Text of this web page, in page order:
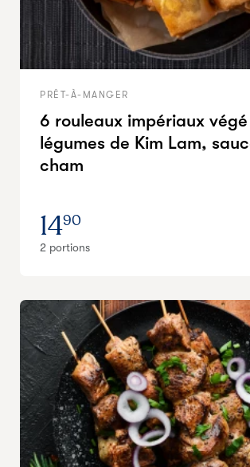
PRÊT-À-MANGER
6 rouleaux impériaux
légumes de Kim Lam,
cham
1490
2 portions